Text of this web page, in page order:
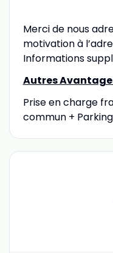
Merci de nous
motivation à
Informations
Autres
Prise en charge
commun + Parking